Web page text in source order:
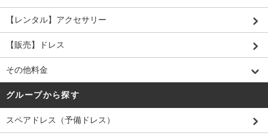
【レンタル】アクセサリー
【販売】ドレス
その他料金
グループから探す
スペアドレス（予備ドレス）